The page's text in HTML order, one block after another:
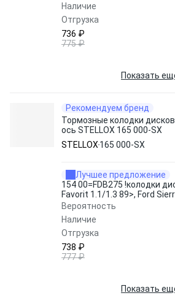
Наличие
Отгрузка
736 ₽
775 ₽
Показать
Рекомендуем бренд
Тормозные колодки
ось STELLOX 165 000-SX
STELLOX 165 000-SX
Лучшее предложение
154 00=FDB275 !колодки
Favorit 1.1/1.3 89>, Ford
Вероятность
Наличие
Отгрузка
738 ₽
777 ₽
Показать